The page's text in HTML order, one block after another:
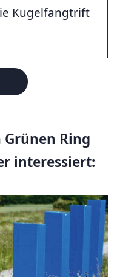
Kugelfangtrift
Grünen Ring
interessiert: